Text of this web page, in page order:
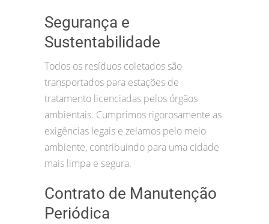
Segurança e
Sustentabilidade
Todos os resíduos coletados são
transportados para estações de
tratamento licenciadas pelos órgãos
ambientais. Cumprimos rigorosamente as
exigências legais e zelamos pelo meio
ambiente, contribuindo para uma cidade
mais limpa e segura.
Contrato de Manutenção
Periódica